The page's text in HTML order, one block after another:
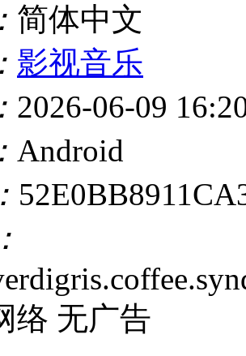
简体中文
影视音乐
2026-06-09
Android
络 无广告